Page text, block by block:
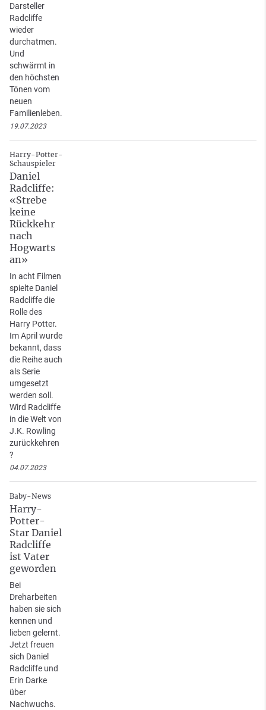
Darsteller
Radcliffe
wieder
durchatmen.
Und
schwärmt in
den höchsten
Tönen vom
neuen
Familienleben.
19.07.2023
Harry-Potter-
Schauspieler
Daniel
Radcliffe:
«Strebe
keine
Rückkehr
nach
Hogwarts
an»
In acht Filmen
spielte Daniel
Radcliffe die
Rolle des
Harry Potter.
Im April wurde
bekannt, dass
die Reihe auch
als Serie
umgesetzt
werden soll.
Wird Radcliffe
in die Welt von
J.K. Rowling
zurückkehren
?
04.07.2023
Baby-News
Harry-
Potter-
Star Daniel
Radcliffe
ist Vater
geworden
Bei
Dreharbeiten
haben sie sich
kennen und
lieben gelernt.
Jetzt freuen
sich Daniel
Radcliffe und
Erin Darke
über
Nachwuchs.